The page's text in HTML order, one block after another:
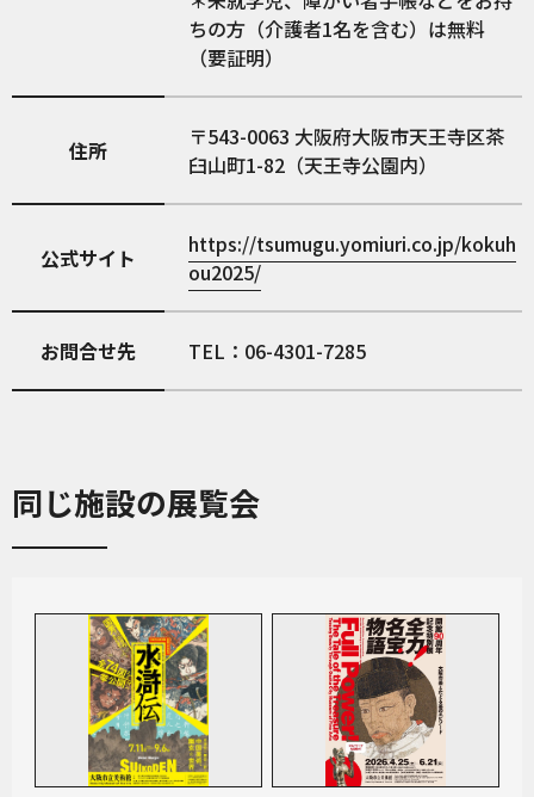
ちの方（介護者1名を含む）は無料
（要証明）
住所 543-0063 大阪府大阪市天王寺区茶
臼山町1-82（天王寺公園内）
公式サイト
https://tsumugu.yomiuri.co.jp/kokuh
ou2025/
お問合せ先 TEL：06-4301-7285
同じ施設の展覧会